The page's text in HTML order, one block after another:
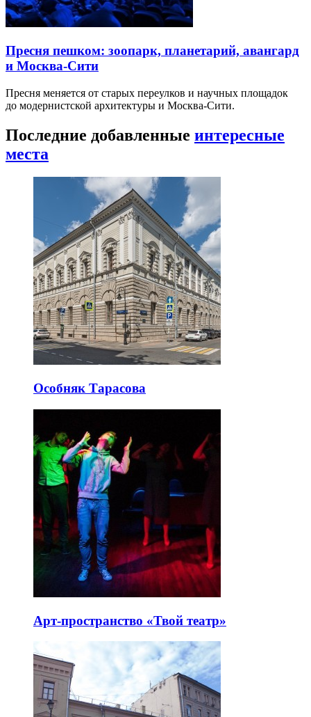
Пресня пешком: зоопарк, планетарий, авангард
и Москва-Сити
Пресня меняется от старых переулков и научных площадок
до модернистской архитектуры и Москва-Сити.
Последние добавленные интересные
места
Особняк Тарасова
Арт-пространство «Твой театр»